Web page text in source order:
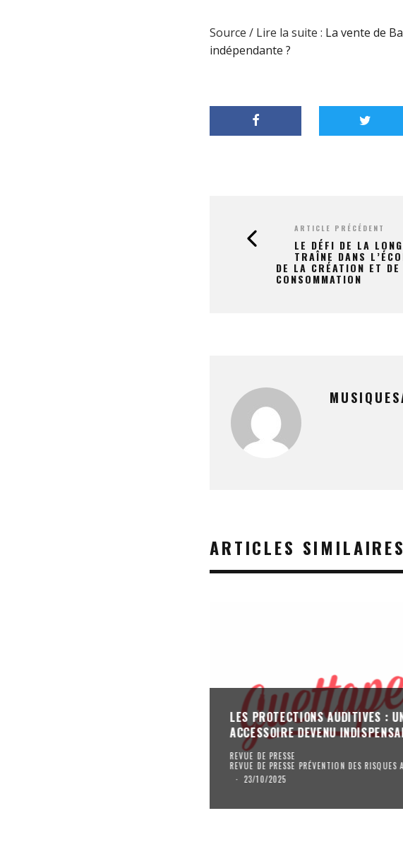
Source / Lire la suite : La vente de
indépendante ?
ARTICLE PRÉCÉDENT
LE DÉFI DE LA
TRAÎNE DANS
DE LA CRÉATION ET
CONSOMMATION
ARTICLES SIMILAIRES
LES PROTECTIONS AUDITIVES :
ACCESSOIRE DEVENU
REVUE DE PRESSE
REVUE DE PRESSE PRÉVENTION DES RISQUES
· 23/10/2025